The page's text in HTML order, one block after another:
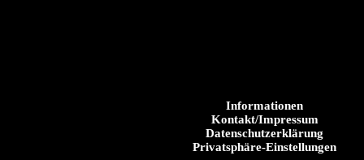
Informationen
Kontakt/Impressum
Datenschutzerklärung
Privatsphäre-Einstellungen